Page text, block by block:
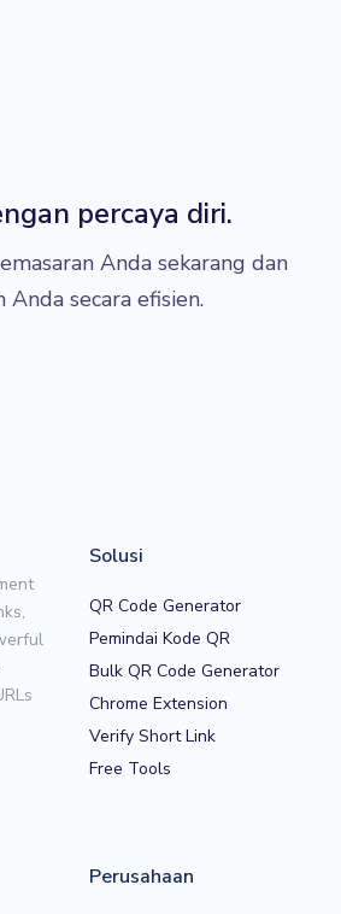
percaya diri.
Anda sekarang dan
secara efisien.
Solusi
QR Code Generator
Pemindai Kode QR
Bulk QR Code Generator
Chrome Extension
Verify Short Link
Free Tools
Perusahaan